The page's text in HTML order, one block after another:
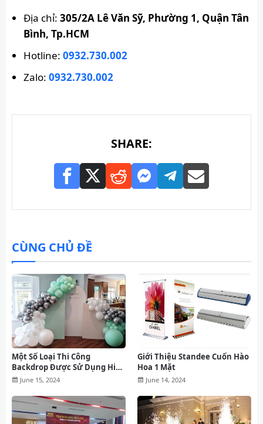
Địa chỉ: 305/2A Lê Văn Sỹ, Phường 1, Quận Tân
Bình, Tp.HCM
Hotline: 0932.730.002
Zalo: 0932.730.002
SHARE:
CÙNG CHỦ ĐỀ
Một Số Loại Thi Công
Backdrop Được Sử Dụng Hiện
NayJune 15, 2024
Giới Thiệu Standee Cuốn Hào
Hoa 1 Mặt
June 14, 2024